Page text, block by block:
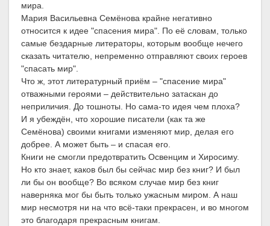
мира.
Мария Васильевна Семёнова крайне негативно
относится к идее "спасения мира". По её словам, только
самые бездарные литераторы, которым вообще нечего
сказать читателю, непременно отправляют своих героев
"спасать мир".
Что ж, этот литературный приём – "спасение мира"
отважными героями – действительно затаскан до
неприличия. До тошноты. Но сама-то идея чем плоха?
И я убеждён, что хорошие писатели (как та же
Семёнова) своими книгами изменяют мир, делая его
добрее. А может быть – и спасая его.
Книги не смогли предотвратить Освенцим и Хиросиму.
Но кто знает, каков был бы сейчас мир без книг? И был
ли бы он вообще? Во всяком случае мир без книг
наверняка мог бы быть только ужасным миром. А наш
мир несмотря ни на что всё-таки прекрасен, и во многом
это благодаря прекрасным книгам.